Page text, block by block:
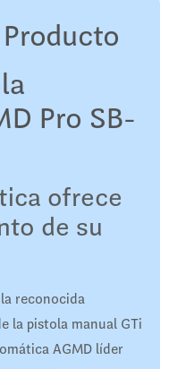
Pro SB-
ofrece
de su
reconocida
la pistola manual GTi
AGMD líder